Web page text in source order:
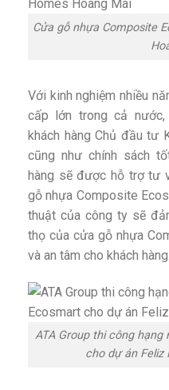
Cửa gỗ nhựa Composite
Với kinh nghiệm nhiều
cấp lớn trong cả
khách hàng Chủ đầu tư
cũng như chính sách
hàng sẽ được hỗ trợ tư
gỗ nhựa Composite
thuật của công ty sẽ
thọ của cửa gỗ nhựa
và an tâm cho khách hàng.
ATA Group thi công
cho dự án Feliz